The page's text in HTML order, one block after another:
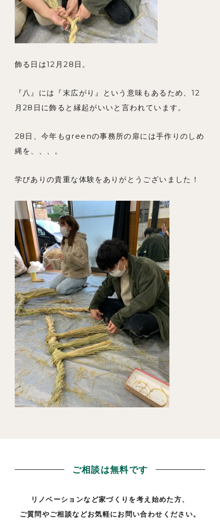
飾る日は12月28日。
『八』には『末広がり』という意味もあるため、12
月28日に飾ると縁起がいいと言われています。
28日、今年もgreenの事務所の扉には手作りのしめ
縄を、、、。
学びありの貴重な体験をありがとうございました！
ご相談は無料です
リノベーションなど家づくりを考え始めた方、
ご質問やご相談などお気軽にお問い合わせください。